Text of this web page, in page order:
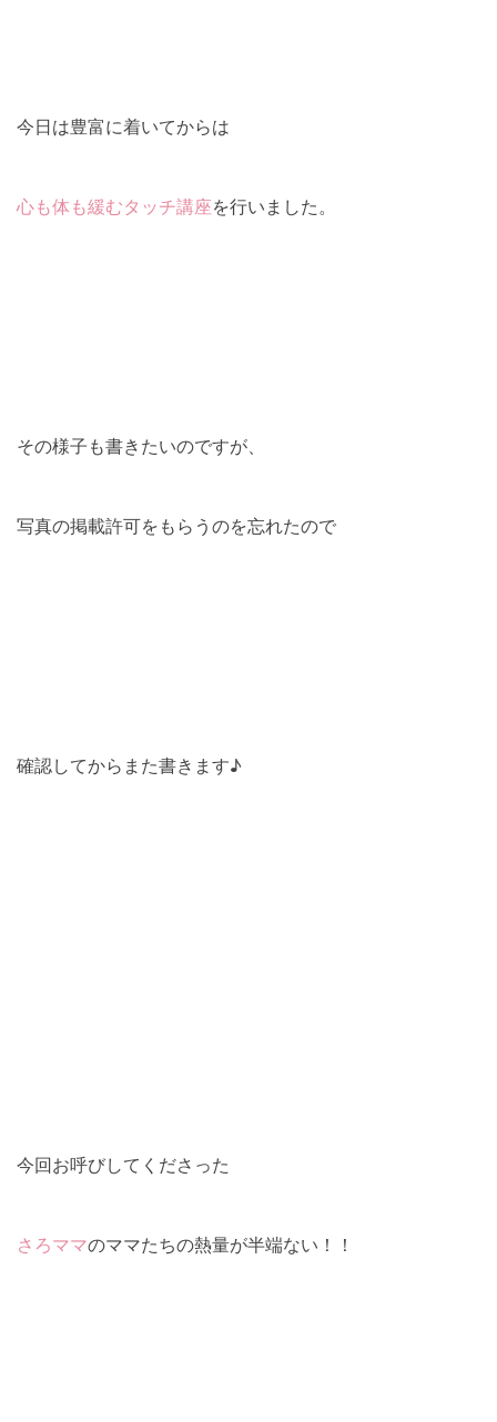
今日は豊富に着いてからは
心も体も緩むタッチ講座を行いました。
その様子も書きたいのですが、
写真の掲載許可をもらうのを忘れたので
確認してからまた書きます♪
今回お呼びしてくださった
さろママのママたちの熱量が半端ない！！